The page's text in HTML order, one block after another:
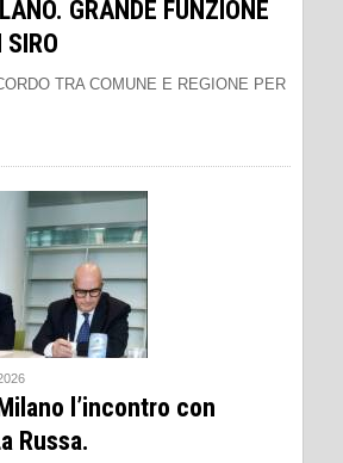
GRANDE FUNZIONE
TRA COMUNE E REGIONE PER
l’incontro con
Russa.